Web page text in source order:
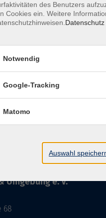
Vertrag *
Umgebung e. V.
68
des Benutzers
Cookies ein. Weitere
Datenschutz
Notwendig
Google-Tracking
Matomo
Auswahl